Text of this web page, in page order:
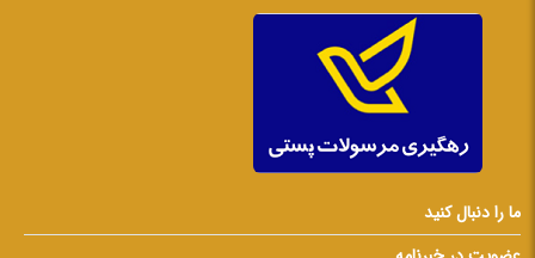
ما را دنبال کنید